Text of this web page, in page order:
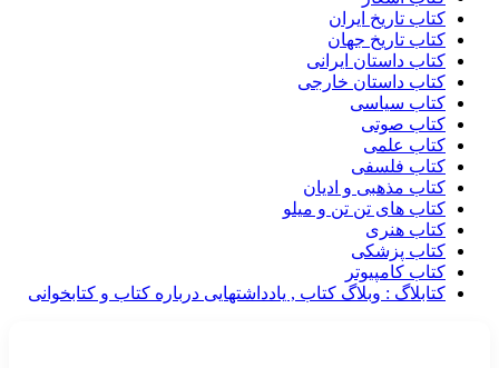
کتاب تاریخ ایران
کتاب تاریخ جهان
کتاب داستان ایرانی
کتاب داستان خارجی
کتاب سیاسی
کتاب صوتی
کتاب علمی
کتاب فلسفی
کتاب مذهبی و ادیان
کتاب های تن تن و میلو
کتاب هنری
کتاب پزشکی
کتاب کامپیوتر
کتابلاگ : وبلاگ کتاب , یادداشتهایی درباره کتاب و کتابخوانی